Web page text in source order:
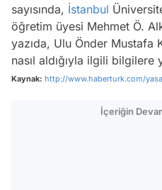
sayısında, İstanbul
öğretim üyesi Mehmet Ö.
yazıda, Ulu Önder Mustafa
nasıl aldığıyla ilgili bilgilere
Kaynak: http://www.haberturk.com/
İçeriğin